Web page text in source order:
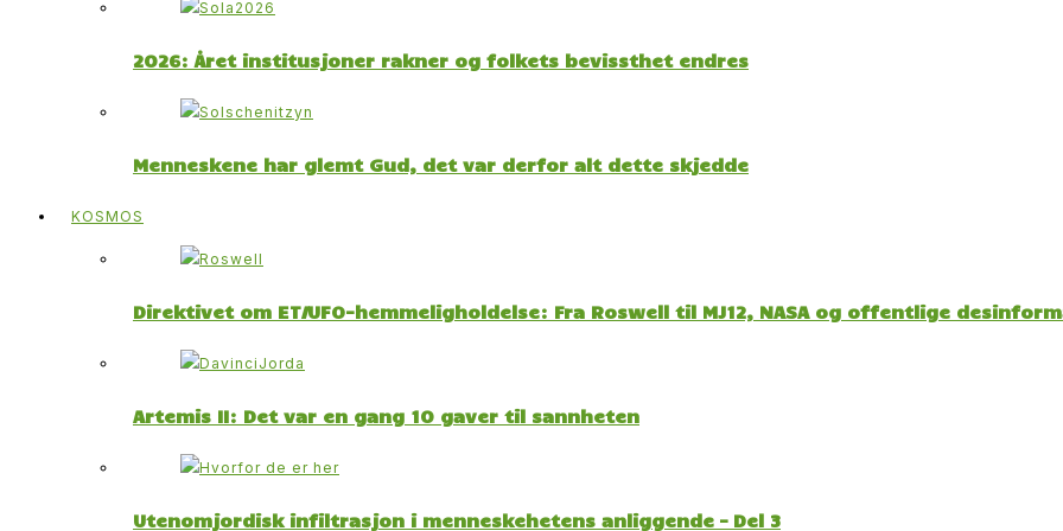
2026: Året institusjoner rakner og folkets bevissthet endres
Menneskene har glemt Gud, det var derfor alt dette skjedde
KOSMOS
Direktivet om ET/UFO-hemmeligholdelse: Fra Roswell til MJ12, NASA og offentlige
Artemis II: Det var en gang 10 gaver til sannheten
Utenomjordisk infiltrasjon i menneskehetens anliggende – Del 3